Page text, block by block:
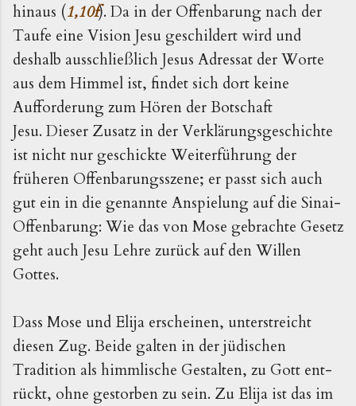
hinaus (1,10f). Da in der Offenbarung nach der
Taufe eine Vision Jesu geschildert wird und
deshalb ausschließlich Jesus Adressat der Worte
aus dem Himmel ist, findet sich dort keine
Aufforderung zum Hören der Botschaft
Jesu. Dieser Zusatz in der Verklärungsgeschichte
ist nicht nur geschickte Weiterführung der
früheren Offenbarungsszene; er passt sich auch
gut ein in die genannte Anspielung auf die Sinai-
Offenbarung: Wie das von Mose gebrachte Gesetz
geht auch Jesu Lehre zurück auf den Willen
Gottes.
Dass Mose und Elija erschei­nen, unterstreicht
diesen Zug. Beide galten in der jüdi­schen
Tradition als himmlische Gestalten, zu Gott ent­
rückt, ohne gestorben zu sein. Zu Elija ist das im